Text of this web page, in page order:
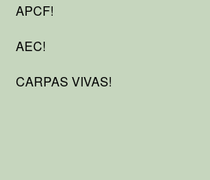
APCF!
AEC!
CARPAS VIVAS!